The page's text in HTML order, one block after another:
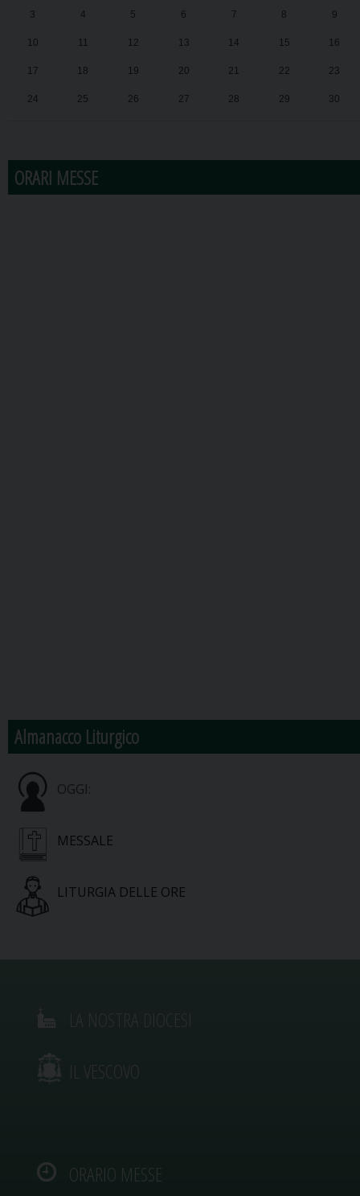
3 4 5 6 7 8 9
10 11 12 13 14 15 16
17 18 19 20 21 22 23
24 25 26 27 28 29 30
ORARI MESSE
Almanacco Liturgico
OGGI:
MESSALE
LITURGIA DELLE ORE
IL VESCOVO
ORARIO MESSE